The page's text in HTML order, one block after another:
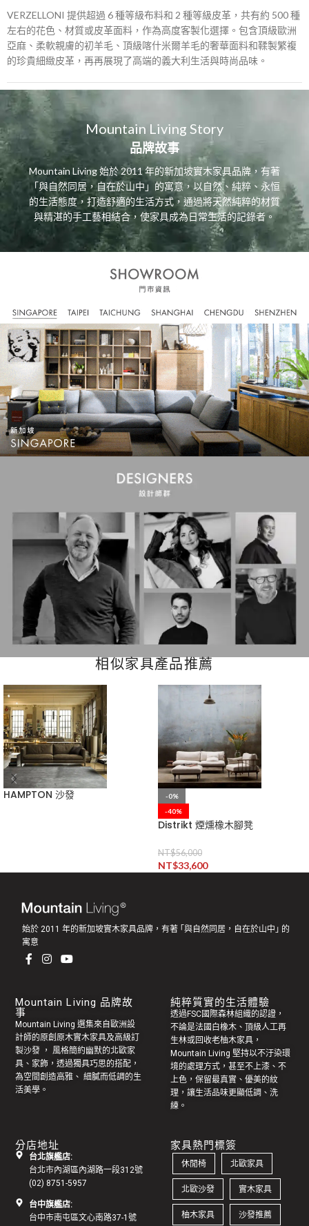
VERZELLONI 提供超過 6 種等級布料和 2 種等級皮革，共有約 500 種
左右的花色、材質或皮革面料，作為高度客製化選擇。包含頂級歐洲
亞麻、柔軟親膚的初羊毛、頂級喀什米爾羊毛的奢華面料和鞣製繁複
的珍貴細緻皮革，再再展現了高端的義大利生活與時尚品味。
Mountain Living Story
品牌故事
Mountain Living 始於 2011 年的新加坡實木家具品牌，有著
「與自然同居，自在於山中」的寓意，以自然、純粹、永恒
的生活態度，打造舒適的生活方式，通過將天然純粹的材質
與精湛的手工藝相結合，使家具成為日常生活的記錄者。
相似家具產品推薦
HAMPTON 沙發
-0%
-40%
Distrikt 煙燻橡木腳凳
NT$56,000
NT$33,600
始於 2011 年的新加坡實木家具品牌，有著 ｢與自然同居，自在於山中｣ 的
寓意
Mountain Living 品牌故
事
Mountain Living 選集來自歐洲設
計師的原創 原木實木家具及高級訂
製沙發 ， 風格簡約幽默的北歐家
具 、家飾，透過獨具巧思的搭配，
為空間創造高雅、 細膩而低調的生
活美學。
純粹質實的生活體驗
透過FSC國際森林組織的認證，
不論是法國白橡木、頂級人工再
生林或回收老柚木家具 ，
Mountain Living 堅持以不汙染環
境的處理方式，甚至不上漆、不
上色，保留最真實、優美的紋
理，讓生活品味更顯低調、洗
練。
分店地址
台北旗艦店:
台北市內湖區內湖路一段312號
(02) 8751-5957
台中旗艦店:
台中市南屯區文心南路37-1號
家具熱門標簽
休閒椅 北歐家具
北歐沙發 實木家具
柚木家具 沙發推薦